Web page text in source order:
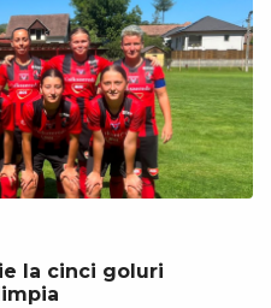
la cinci goluri